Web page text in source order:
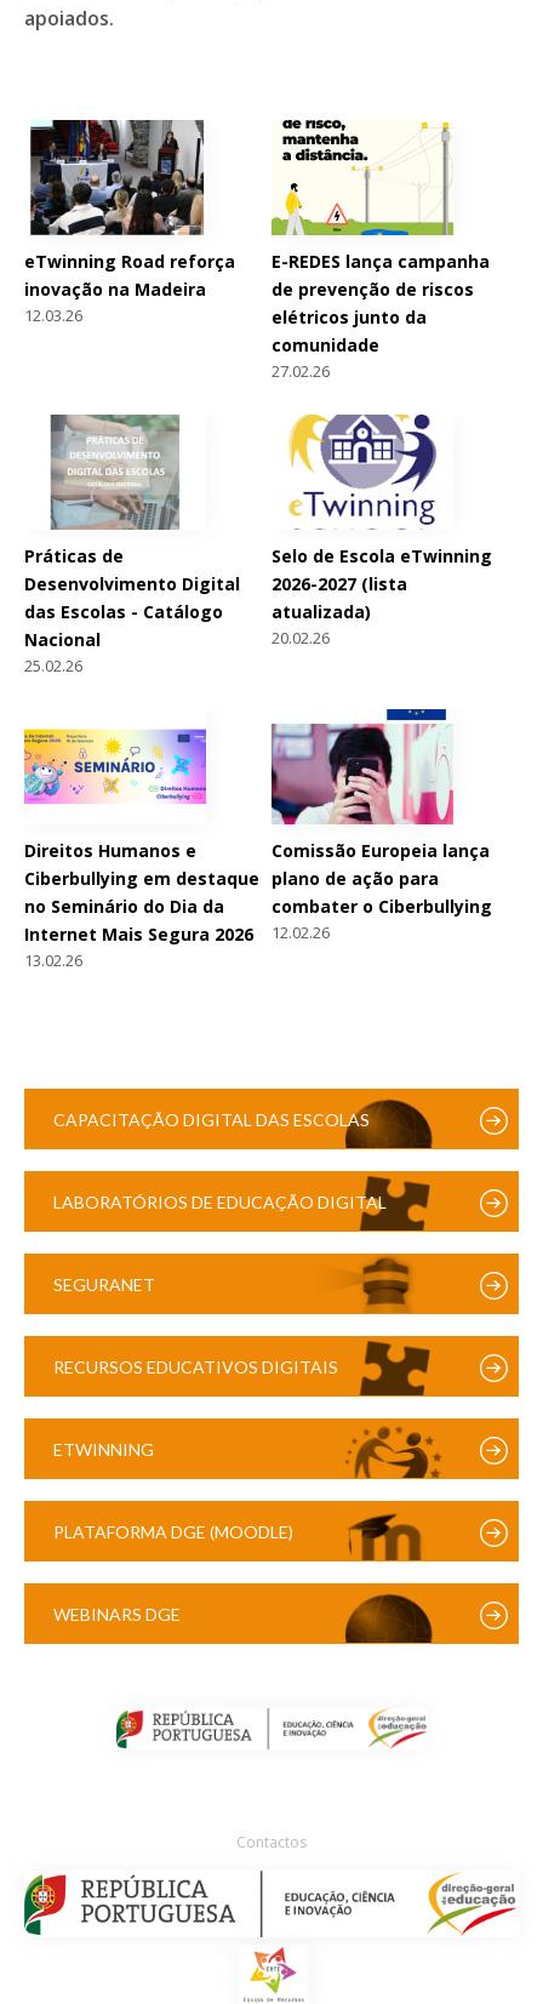
apoiados.
eTwinning Road reforça
inovação na Madeira
12.03.26
E-REDES lança campanha
de prevenção de riscos
elétricos junto da
comunidade
27.02.26
Práticas de
Desenvolvimento Digital
das Escolas - Catálogo
Nacional
25.02.26
Selo de Escola eTwinning
2026-2027 (lista
atualizada)
20.02.26
Direitos Humanos e
Ciberbullying em destaque
no Seminário do Dia da
Internet Mais Segura 2026
13.02.26
Comissão Europeia lança
plano de ação para
combater o Ciberbullying
12.02.26
CAPACITAÇÃO DIGITAL DAS ESCOLAS
LABORATÓRIOS DE EDUCAÇÃO DIGITAL
SEGURANET
RECURSOS EDUCATIVOS DIGITAIS
ETWINNING
PLATAFORMA DGE (MOODLE)
WEBINARS DGE
Contactos